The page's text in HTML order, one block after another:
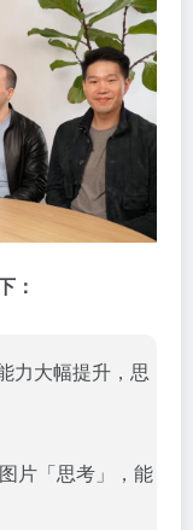
：
力大幅提升，思
片「思考」，能